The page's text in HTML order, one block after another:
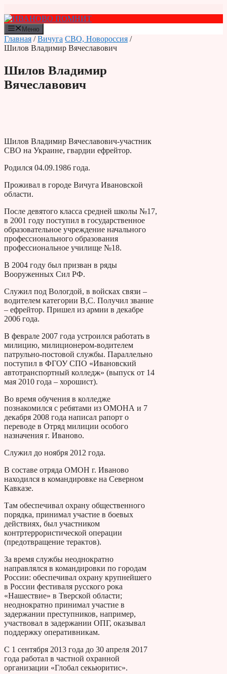
к
содержимому
Меню
Главная /Вичуга СВО, Новороссия /
Шилов Владимир Вячеславович
Шилов Владимир
Вячеславович
Шилов Владимир Вячеславович-участник
СВО на Украине, гвардии ефрейтор.
Родился 04.09.1986 года.
Проживал в городе Вичуга Ивановской
области.
После девятого класса средней школы №17,
в 2001 году поступил в государственное
образовательное учреждение начального
профессионального образования
профессиональное училище №18.
В 2004 году был призван в ряды
Вооруженных Сил РФ.
Служил под Вологдой, в войсках связи –
водителем категории В,С. Получил звание
– ефрейтор. Пришел из армии в декабре
2006 года.
В феврале 2007 года устроился работать в
милицию, милиционером-водителем
патрульно-постовой службы. Параллельно
поступил в ФГОУ СПО «Ивановский
автотранспортный колледж» (выпуск от 14
мая 2010 года – хорошист).
Во время обучения в колледже
познакомился с ребятами из ОМОНА и 7
декабря 2008 года написал рапорт о
переводе в Отряд милиции особого
назначения г. Иваново.
Служил до ноября 2012 года.
В составе отряда ОМОН г. Иваново
находился в командировке на Северном
Кавказе.
Там обеспечивал охрану общественного
порядка, принимал участие в боевых
действиях, был участником
контртеррористической операции
(предотвращение терактов).
За время службы неоднократно
направлялся в командировки по городам
России: обеспечивал охрану крупнейшего
в России фестиваля русского рока
«Нашествие» в Тверской области;
неоднократно принимал участие в
задержании преступников, например,
участвовал в задержании ОПГ, оказывал
поддержку оперативникам.
С 1 сентября 2013 года до 30 апреля 2017
года работал в частной охранной
организации «Глобал секьюритис».